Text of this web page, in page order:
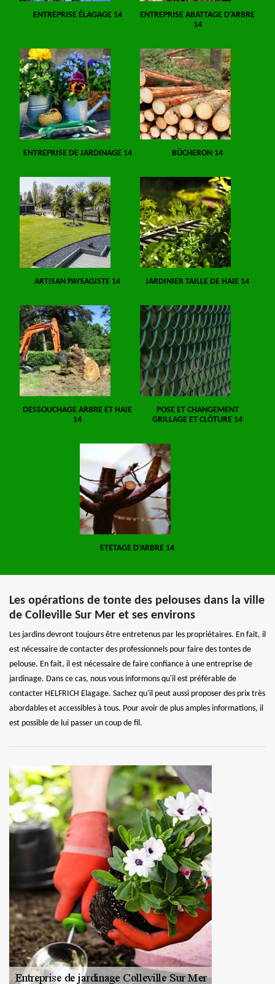
ENTREPRISE ÉLAGAGE 14
ENTREPRISE ABATTAGE D'ARBRE
14
ENTREPRISE DE JARDINAGE 14 BÛCHERON 14
ARTISAN PAYSAGISTE 14 JARDINIER TAILLE DE HAIE 14
DESSOUCHAGE ARBRE ET HAIE
14
POSE ET CHANGEMENT
GRILLAGE ET CLÔTURE 14
ETETAGE D'ARBRE 14
Les opérations de tonte des pelouses dans la ville
de Colleville Sur Mer et ses environs
Les jardins devront toujours être entretenus par les propriétaires. En fait, il
est nécessaire de contacter des professionnels pour faire des tontes de
pelouse. En fait, il est nécessaire de faire confiance à une entreprise de
jardinage. Dans ce cas, nous vous informons qu'il est préférable de
contacter HELFRICH Elagage. Sachez qu'il peut aussi proposer des prix très
abordables et accessibles à tous. Pour avoir de plus amples informations, il
est possible de lui passer un coup de fil.